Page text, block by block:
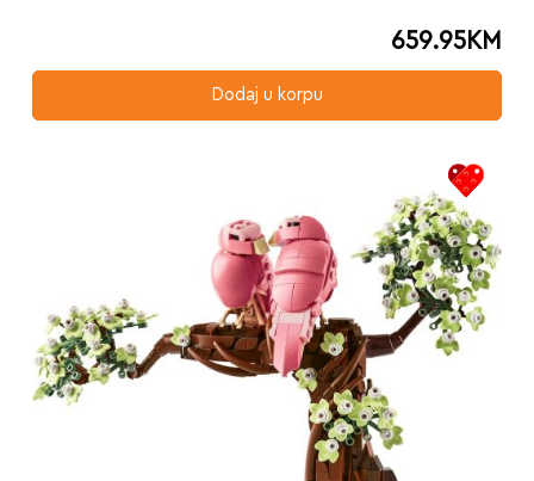
659.95KM
Dodaj u korpu